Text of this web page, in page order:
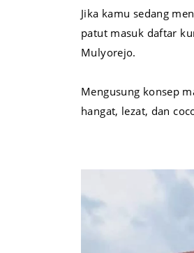
Jika kamu sedang
patut masuk daftar
Mulyorejo.
Mengusung konsep
hangat, lezat, dan